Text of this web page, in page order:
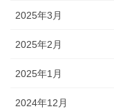
2025年3月
2025年2月
2025年1月
2024年12月